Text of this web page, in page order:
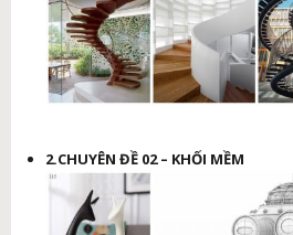
2.CHUYÊN ĐỀ 02 – KHỐI MỀM